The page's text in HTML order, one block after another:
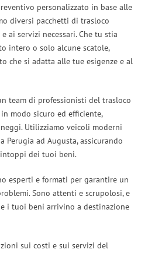
personalizzato in base alle
diversi pacchetti di trasloco
ai servizi necessari. Che tu stia
intero o solo alcune scatole,
che si adatta alle tue esigenze e al
team di professionisti del trasloco
modo sicuro ed efficiente,
Utilizziamo veicoli moderni
ad Augusta, assicurando
dei tuoi beni.
esperti e formati per garantire un
Sono attenti e scrupolosi, e
i tuoi beni arrivino a destinazione
sui costi e sui servizi del